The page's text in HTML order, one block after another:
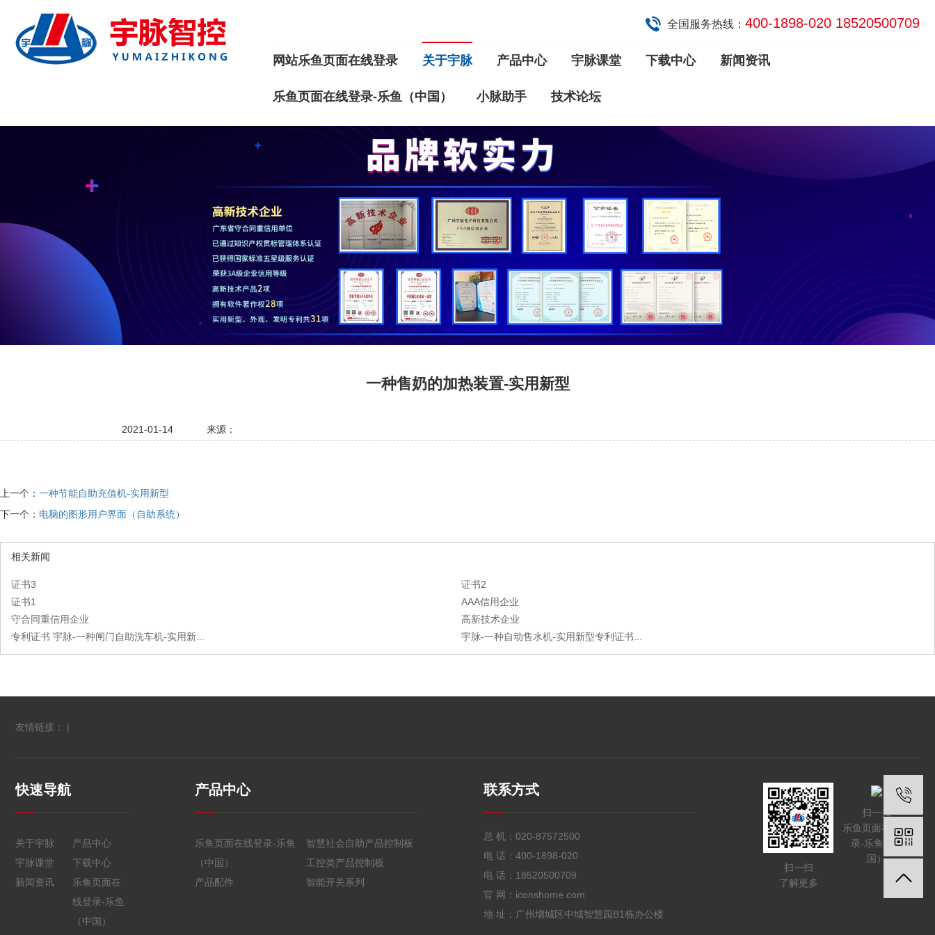
全国服务热线： 400-1898-020 18520500709
网站乐鱼页面在线登录 关于宇脉 产品中心 宇脉课堂 下载中心 新闻资讯
乐鱼页面在线登录-乐鱼（中国） 小脉助手 技术论坛
一种售奶的加热装置-实用新型
2021-01-14 来源：
上一个： 一种节能自助充值机-实用新型
下一个： 电脑的图形用户界面（自助系统）
相关新闻
证书3
证书2
证书1
AAA信用企业
守合同重信用企业
高新技术企业
专利证书 宇脉-一种闸门自助洗车机-实用新...
宇脉-一种自动售水机-实用新型专利证书...
友情链接： |
快速导航
关于宇脉
产品中心
宇脉课堂
下载中心
新闻资讯
乐鱼页面在
线登录-乐鱼
（中国）
产品中心
乐鱼页面在线登录-乐鱼
（中国）
智慧社会自助产品控制板
工控类产品控制板
产品配件
智能开关系列
联系方式
总 机： 020-87572500
电 话： 400-1898-020
电 话： 18520500709
官 网：iconshome.com
地 址：广州增城区中城智慧园B1栋办公楼
扫一扫
了解更多
扫一扫
乐鱼页面在线登
录-乐鱼（中
国）